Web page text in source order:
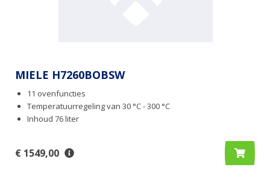
MIELE H7260BOBSW
11 ovenfuncties
Temperatuurregeling van 30 °C - 300 °C
Inhoud 76 liter
€ 1549,00